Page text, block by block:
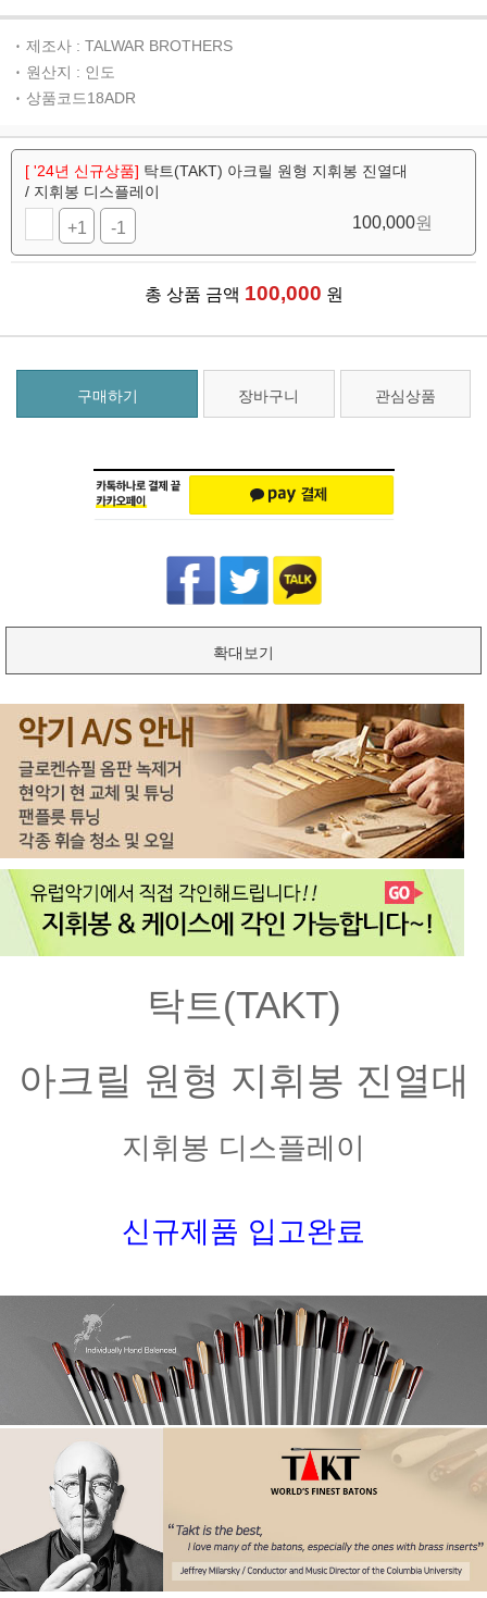
제조사 : TALWAR BROTHERS
원산지 : 인도
상품코드18ADR
[ '24년 신규상품] 탁트(TAKT) 아크릴 원형 지휘봉 진열대
/ 지휘봉 디스플레이
+1 -1 100,000원
총 상품 금액 100,000 원
구매하기 장바구니 관심상품
확대보기
탁트(TAKT)
아크릴 원형 지휘봉 진열대
지휘봉 디스플레이
신규제품 입고완료